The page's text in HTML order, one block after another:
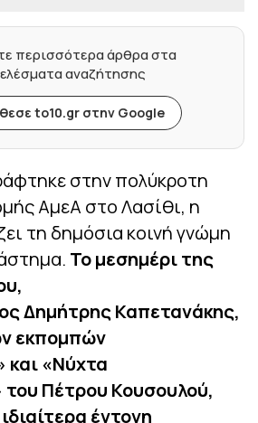
περισσότερα άρθρα στα
αναζήτησης
to10.gr στην Google
στην πολύκροτη
ΑμεΑ στο Λασίθι, η
τη δημόσια κοινή γνώμη
Το μεσημέρι της
Δημήτρης Καπετανάκης,
εκπομπών
και «Νύχτα
Πέτρου Κουσουλού,
έντονη